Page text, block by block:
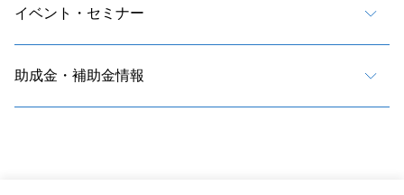
イベント・セミナー
助成金・補助金情報